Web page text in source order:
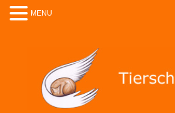
MENU